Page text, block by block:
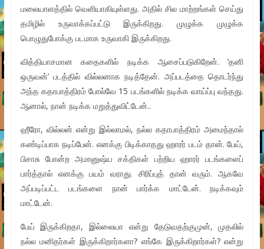
மலையாளத்தில் வெளியாகியுள்ளது. அதில் சில மாற்றங்கள் செய்து
தமிழில் உருவாக்கப்பட்டு இருக்கிறது. முழுக்க முழுக்க
பொழுதுபோக்கு படமாக உருவாகி இருக்கிறது.
வித்தியாசமான கதைகளில் நடிக்க ஆசைப்படுகிறேன். ‘தனி
ஒருவன்’ படத்தில் வில்லனாக நடித்தேன். அப்படத்தை தொடர்ந்து
அந்த கதாபாத்திரம் போல்வே 15 படங்களில் நடிக்க வாய்ப்பு வந்தது.
ஆனால், நான் நடிக்க மறுத்துவிட்டேன்..
ஹீரோ, வில்லன் என்று இல்லாமல், நல்ல கதாபாத்திரம் அமைந்தால்
கண்டிப்பாக நடிப்பேன். எனக்கு பிடிக்காதது ஹாரர் படம் தான். பேய்,
பிசாசு போன்ற அமானுஷ்ய சக்திகள் பற்றிய ஹாரர் படங்களைப்
பார்த்தால் எனக்கு பயம் வராது. சிரிப்புத் தான் வரும். ஆகவே
அப்படிப்பட்ட படங்களை நான் பார்க்க மாட்டேன். நடிக்கவும்
மாட்டேன்.
பேய் இருக்கிறதா, இல்லையா என்று தேடுவதற்குமுன், முதலில்
நல்ல மனிதர்கள் இருக்கிறார்களா? எங்கே இருக்கிறார்கள்? என்று